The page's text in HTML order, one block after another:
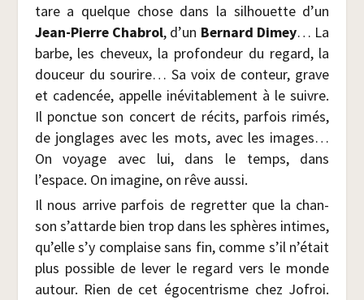
tare a quelque chose dans la sil­houette d’un
Jean-Pierre Cha­brol, d’un Ber­nard Dimey… La
barbe, les che­veux, la pro­fon­deur du regard, la
dou­ceur du sou­rire… Sa voix de conteur, grave
et caden­cée, appelle inévi­ta­ble­ment à le suivre.
Il ponc­tue son concert de récits, par­fois rimés,
de jon­glages avec les mots, avec les images…
On voyage avec lui, dans le temps, dans
l’espace. On ima­gine, on rêve aussi.
Il nous arrive par­fois de regret­ter que la chan­
son s’attarde bien trop dans les sphères intimes,
qu’elle s’y com­plaise sans fin, comme s’il n’était
plus pos­sible de lever le regard vers le monde
autour. Rien de cet égo­cen­trisme chez Jofroi.